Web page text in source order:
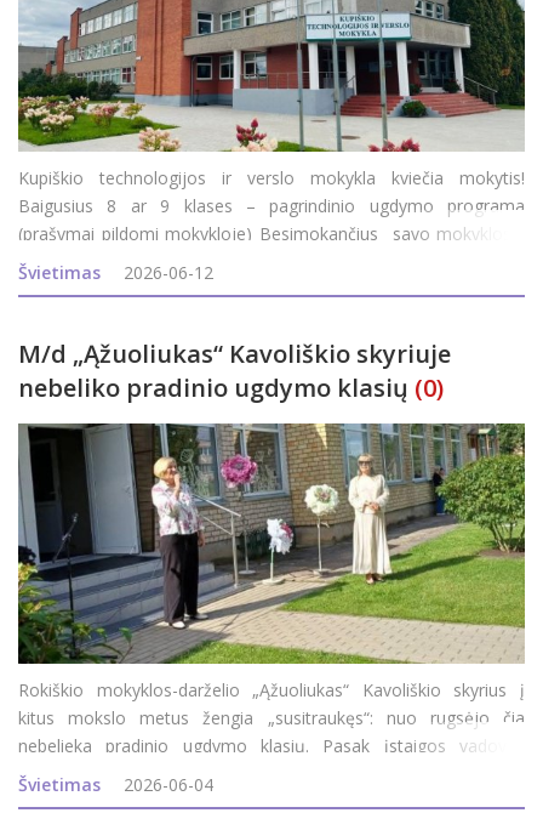
Kupiškio technologijos ir verslo mokykla kviečia mokytis!
Baigusius 8 ar 9 klases – pagrindinio ugdymo programa
(prašymai pildomi mokykloje) Besimokančius savo mokyklos /
gimnazijos 11-12 (III-IV) klasėse - profesinio mokymo modulis.
Baigusius 10 klasių ir įgijusius pagr
Švietimas 2026-06-12
M/d „Ąžuoliukas“ Kavoliškio skyriuje
nebeliko pradinio ugdymo klasių (0)
Rokiškio mokyklos-darželio „Ąžuoliukas“ Kavoliškio skyrius į
kitus mokslo metus žengia „susitraukęs“: nuo rugsėjo čia
nebelieka pradinio ugdymo klasių. Pasak įstaigos vadovės
Romualdos Cegelskienės, mintys, kad skyriuje gali nebelikti
pradinio ugdymo klasių, jų
Švietimas 2026-06-04